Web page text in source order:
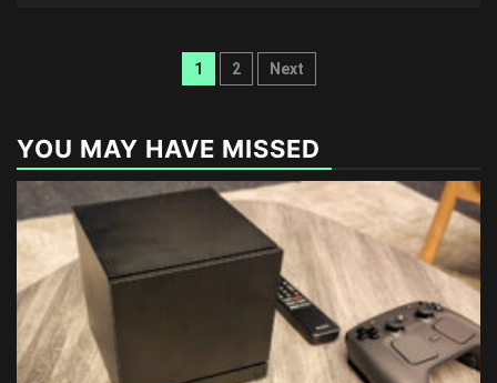
Posts
1 2 Next
YOU MAY HAVE MISSED